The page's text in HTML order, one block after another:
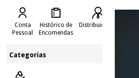
Conta
Pessoal
Histórico de
Encomendas
Distribuidores
Categorias